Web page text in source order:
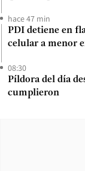
hace 47 min
PDI detiene en
celular a menor
08:30
Píldora del día
cumplieron